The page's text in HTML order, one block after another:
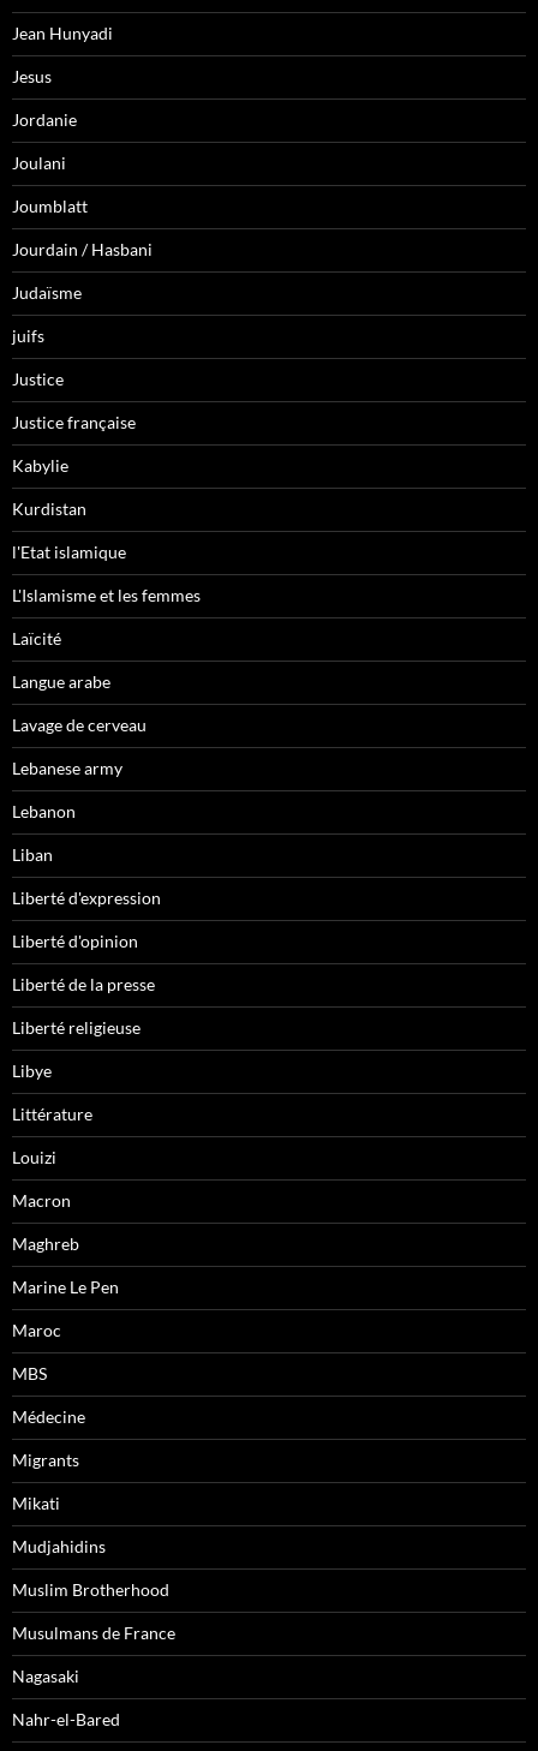
Jean Hunyadi
Jesus
Jordanie
Joulani
Joumblatt
Jourdain / Hasbani
Judaïsme
juifs
Justice
Justice française
Kabylie
Kurdistan
l'Etat islamique
L'Islamisme et les femmes
Laïcité
Langue arabe
Lavage de cerveau
Lebanese army
Lebanon
Liban
Liberté d'expression
Liberté d'opinion
Liberté de la presse
Liberté religieuse
Libye
Littérature
Louizi
Macron
Maghreb
Marine Le Pen
Maroc
MBS
Médecine
Migrants
Mikati
Mudjahidins
Muslim Brotherhood
Musulmans de France
Nagasaki
Nahr-el-Bared